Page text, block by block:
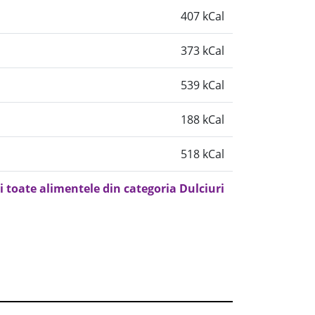
407 kCal
373 kCal
539 kCal
188 kCal
518 kCal
toate alimentele din categoria Dulciuri